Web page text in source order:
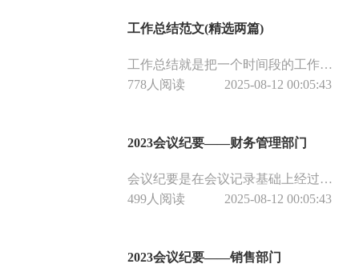
工作总结范文(精选两篇)
工作总结就是把一个时间段的工作进行一个全面系统的总检查、总分析、总评价、总研究，并分析成绩的不足，从而得出引以为戒的经验，下面小编整理的两篇财会方向工作总结，希望对大家有所帮助。
778人阅读
2025-08-12 00:05:43
2023会议纪要——财务管理部门
会议纪要是在会议记录基础上经过加工、整理出来的一种记叙性和介绍性的文件。包括会议的基本情况、主要精神及中心内容，便于向上级汇报或向有关人员传达及分发。
499人阅读
2025-08-12 00:05:43
2023会议纪要——销售部门